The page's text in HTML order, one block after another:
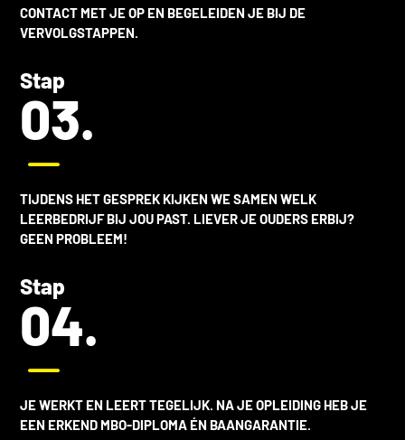
CONTACT MET JE OP EN BEGELEIDEN JE BIJ DE
VERVOLGSTAPPEN.
Stap
03.
K
TIJDENS HET GESPREK KIJKEN WE SAMEN WELK
LEERBEDRIJF BIJ JOU PAST. LIEVER JE OUDERS ERBIJ?
GEEN PROBLEEM!
Stap
04.
K
JE WERKT EN LEERT TEGELIJK. NA JE OPLEIDING HEB JE
EEN ERKEND MBO-DIPLOMA ÉN BAANGARANTIE.